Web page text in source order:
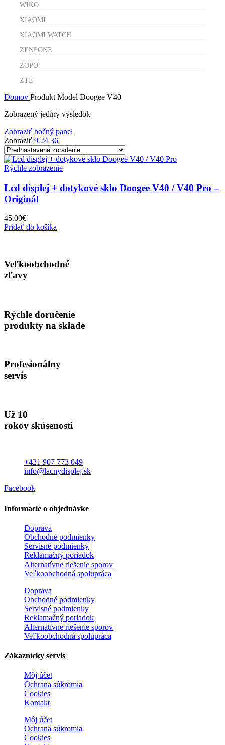
WIKO
XIAOMI
XIAOMI WATCH
ZENFONE
ZOPO
ZTE
Domov Produkt Model Doogee V40
Zobrazený jediný výsledok
Zobraziť bočný panel
Zobraziť 9 24 36
Rýchle zobrazenie
Lcd displej + dotykové sklo Doogee V40 / V40 Pro –
Originál
45.00€
Pridať do košíka
Veľkoobchodné
zľavy
Rýchle doručenie
produkty na sklade
Profesionálny
servis
Už 10
rokov skúseností
+421 907 773 049
info@lacnydisplej.sk
Facebook
Informácie o objednávke
Doprava
Obchodné podmienky
Servisné podmienky
Reklamačný poriadok
Alternatívne riešenie sporov
Veľkoobchodná spolupráca
Doprava
Obchodné podmienky
Servisné podmienky
Reklamačný poriadok
Alternatívne riešenie sporov
Veľkoobchodná spolupráca
Zákaznícky servis
Môj účet
Ochrana súkromia
Cookies
Kontakt
Môj účet
Ochrana súkromia
Cookies